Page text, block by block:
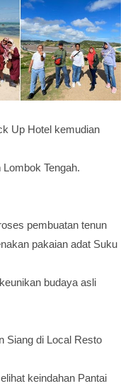
Up Hotel kemudian
Tengah.
pembuatan tenun
pakaian adat Suku
budaya asli
Siang di Local Resto
keindahan Pantai